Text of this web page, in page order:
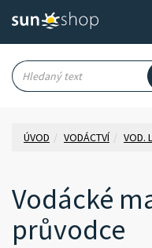
ÚVOD VODÁCTVÍ VOD.
Vodácké
průvodce